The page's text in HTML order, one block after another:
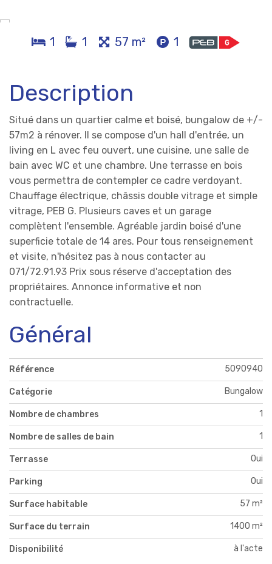
1 1 57 m² 1
Description
Situé dans un quartier calme et boisé, bungalow de +/-
57m2 à rénover. Il se compose d'un hall d'entrée, un
living en L avec feu ouvert, une cuisine, une salle de
bain avec WC et une chambre. Une terrasse en bois
vous permettra de contempler ce cadre verdoyant.
Chauffage électrique, châssis double vitrage et simple
vitrage, PEB G. Plusieurs caves et un garage
complètent l'ensemble. Agréable jardin boisé d'une
superficie totale de 14 ares. Pour tous renseignement
et visite, n'hésitez pas à nous contacter au
071/72.91.93 Prix sous réserve d'acceptation des
propriétaires. Annonce informative et non
contractuelle.
Général
Référence 5090940
Catégorie Bungalow
Nombre de chambres 1
Nombre de salles de bain 1
Terrasse Oui
Parking Oui
Surface habitable 57 m²
Surface du terrain 1400 m²
Disponibilité à l'acte